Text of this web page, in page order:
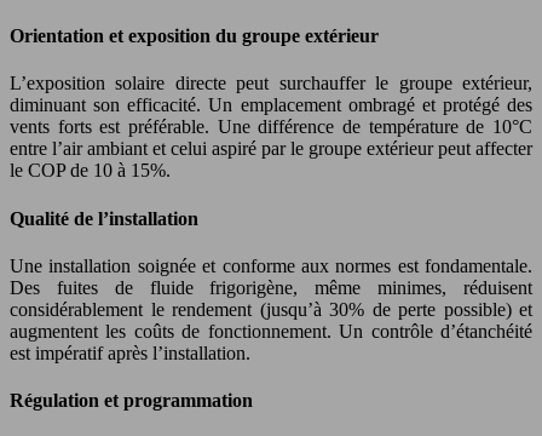
Orientation et exposition du groupe extérieur
L’exposition solaire directe peut surchauffer le groupe extérieur,
diminuant son efficacité. Un emplacement ombragé et protégé des
vents forts est préférable. Une différence de température de 10°C
entre l’air ambiant et celui aspiré par le groupe extérieur peut affecter
le COP de 10 à 15%.
Qualité de l’installation
Une installation soignée et conforme aux normes est fondamentale.
Des fuites de fluide frigorigène, même minimes, réduisent
considérablement le rendement (jusqu’à 30% de perte possible) et
augmentent les coûts de fonctionnement. Un contrôle d’étanchéité
est impératif après l’installation.
Régulation et programmation